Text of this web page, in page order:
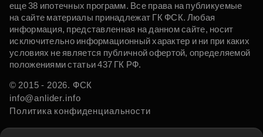
еще 38 ипотечных программ. Все права на публикуемые
на сайте материалы принадлежат ГК ФСК. Любая
информация, представленная на данном сайте, носит
исключительно информационный характер и ни при каких
условиях не является публичной офертой, определяемой
положениями статьи 437 ГК РФ.
© 2015 - 2026. ФСК
info@anlider.info
Политика конфиденциальности